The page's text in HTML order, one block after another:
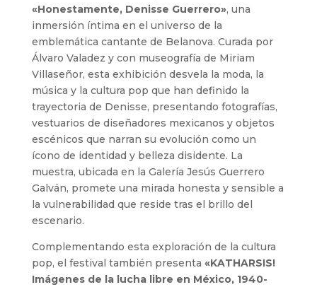
«Honestamente, Denisse Guerrero», una
inmersión íntima en el universo de la
emblemática cantante de Belanova. Curada por
Álvaro Valadez y con museografía de Miriam
Villaseñor, esta exhibición desvela la moda, la
música y la cultura pop que han definido la
trayectoria de Denisse, presentando fotografías,
vestuarios de diseñadores mexicanos y objetos
escénicos que narran su evolución como un
ícono de identidad y belleza disidente. La
muestra, ubicada en la Galería Jesús Guerrero
Galván, promete una mirada honesta y sensible a
la vulnerabilidad que reside tras el brillo del
escenario.
Complementando esta exploración de la cultura
pop, el festival también presenta «KATHARSIS!
Imágenes de la lucha libre en México, 1940-